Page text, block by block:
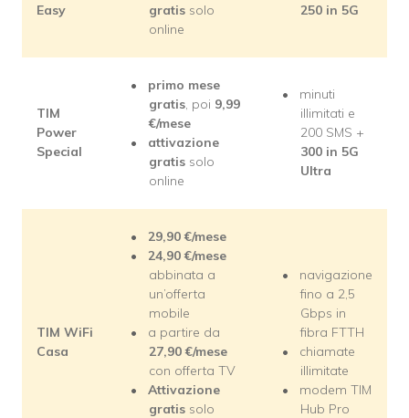
Easy
gratis solo
online
250 in 5G
TIM
Power
Special
primo mese
gratis , poi 9,99
€/mese
attivazione
gratis solo
online
minuti
illimitati e
200 SMS +
300 in 5G
Ultra
TIM WiFi
Casa
29,90 €/mese
24,90 €/mese
abbinata a
un’offerta
mobile
a partire da
27,90 €/mese
con offerta TV
Attivazione
gratis solo
navigazione
fino a 2,5
Gbps in
fibra FTTH
chiamate
illimitate
modem TIM
Hub Pro